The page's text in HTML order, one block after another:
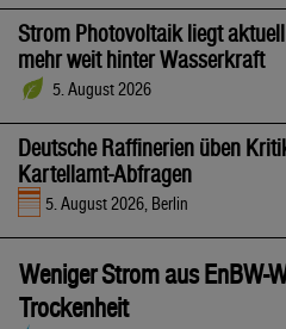
Strom Photovoltaik liegt
mehr weit hinter Wasserkraft
5. August 2026
Deutsche Raffinerien üben
Kartellamt-Abfragen
5. August 2026, Berlin
Weniger Strom aus EnBW-
Trockenheit